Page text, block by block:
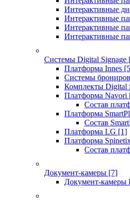
Интерактивные
Интерактивные
Интерактивные
Интерактивные
Системы Digital Signage
Платформа Innes
Системы
Комплекты Digital
Платформа Navori
Состав
Платформа
Состав
Платформа LG [1]
Платформа
Состав
Документ-камеры [7]
Документ-камеры